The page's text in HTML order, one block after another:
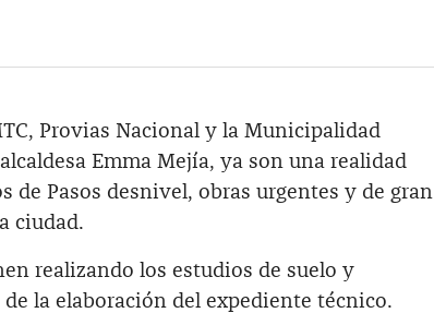
Provias Nacional y la Municipalidad
Emma Mejía, ya son una realidad
de Pasos desnivel, obras urgentes y de gran
ciudad.
realizando los estudios de suelo y
la elaboración del expediente técnico.